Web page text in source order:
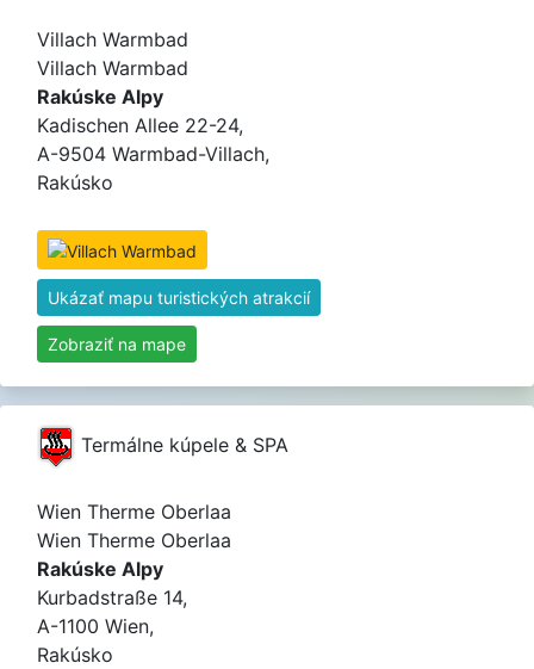
Villach Warmbad
Villach Warmbad
Rakúske Alpy
Kadischen Allee 22-24,
A-9504 Warmbad-Villach,
Rakúsko
Ukázať mapu turistických atrakcií
Zobraziť na mape
Termálne kúpele & SPA
Wien Therme Oberlaa
Wien Therme Oberlaa
Rakúske Alpy
Kurbadstraße 14,
A-1100 Wien,
Rakúsko